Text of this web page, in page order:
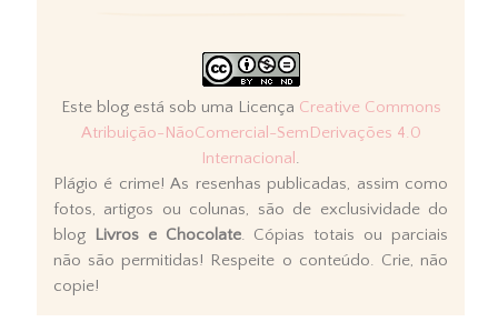
Este blog está sob uma Licença Creative Commons
Atribuição-NãoComercial-SemDerivações 4.0
Internacional .
Plágio é crime! As resenhas publicadas, assim como
fotos, artigos ou colunas, são de exclusividade do
blog Livros e Chocolate. Cópias totais ou parciais
não são permitidas! Respeite o conteúdo. Crie, não
copie!